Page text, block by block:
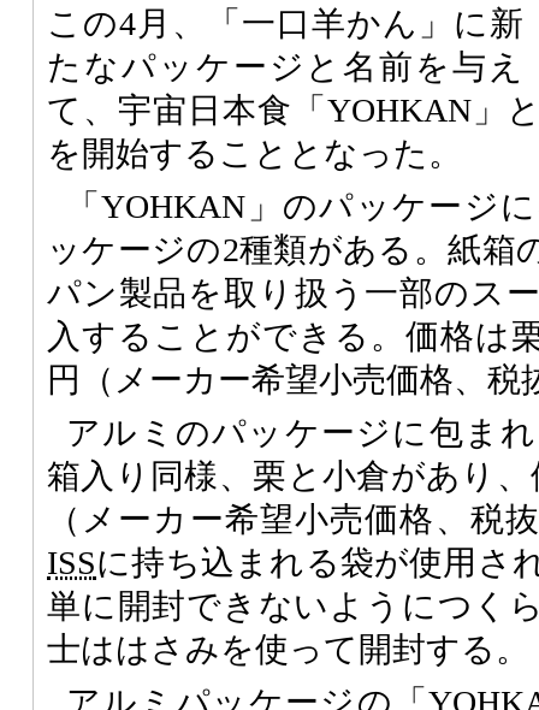
この4月、「一口羊かん」に新
たなパッケージと名前を与え
て、宇宙日本食「YOHKAN」
を開始することとなった。
「YOHKAN」のパッケージ
ッケージの2種類がある。紙箱
パン製品を取り扱う一部のス
入することができる。価格は
円（メーカー希望小売価格、税
アルミのパッケージに包ま
箱入り同様、栗と小倉があり
（メーカー希望小売価格、税
ISSに持ち込まれる袋が使用さ
単に開封できないようにつく
士ははさみを使って開封する。
アルミパッケージの「